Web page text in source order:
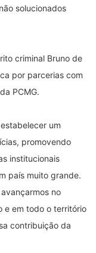
solucionados
criminal Bruno de
por parcerias com
PCMG.
um
promovendo
institucionais
país muito grande.
no
e em todo o território
contribuição da